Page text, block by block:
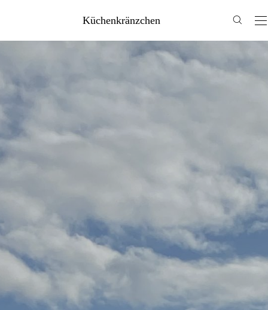
Küchenkränzchen